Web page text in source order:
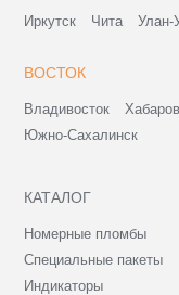
Иркутск Чита Улан-
ВОСТОК
Владивосток
Южно-Сахалинск
КАТАЛОГ
Номерные пломбы
Специальные пакеты
Индикаторы